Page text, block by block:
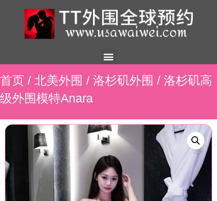
首页 / 北美外围 / 洛杉矶外围 / 洛杉矶高
级外围模特Anara